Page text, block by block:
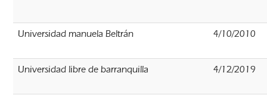
Universidad manuela Beltrán 4/10/2010
Universidad libre de barranquilla 4/12/2019